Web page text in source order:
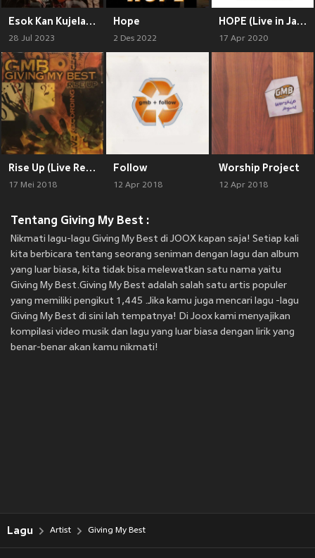
Esok Kan Kujelang
28 Jul 2023
Hope
2 Des 2022
HOPE (Live in Java Jazz 2013)
17 Apr 2020
Rise Up (Live Recording)
17 Mei 2018
Follow
12 Apr 2018
Worship Project
12 Apr 2018
Tentang Giving My Best :
Nikmati lagu-lagu Giving My Best di JOOX kapan saja! Setiap kali
kita berbicara tentang seorang seniman dengan lagu dan album
yang luar biasa, kita tidak bisa melewatkan satu nama yaitu
Giving My Best.Giving My Best adalah salah satu artis populer
yang memiliki pengikut 1,445 .Jika kamu juga mencari lagu -lagu
Giving My Best di sini lah tempatnya! Di Joox kami menyajikan
kompilasi video musik dan lagu yang luar biasa dengan lirik yang
benar-benar akan kamu nikmati!
Lagu Artist Giving My Best